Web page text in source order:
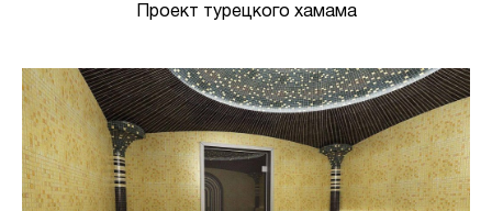
Проект турецкого хамама